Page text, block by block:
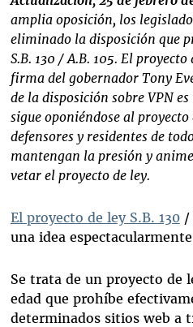
amplia oposición, los
eliminado la disposición que
S.B. 130 / A.B. 105. El
firma del gobernador Tony
de la disposición sobre VPN
sigue oponiéndose al proyecto
defensores y residentes de
mantengan la presión y
vetar el proyecto de ley.
El proyecto de ley S.B. 130/
una idea
Se trata de un proyecto de
edad que prohíbe
determinados sitios web a